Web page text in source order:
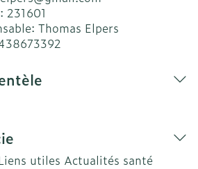
231601
Thomas Elpers
utiles Actualités santé